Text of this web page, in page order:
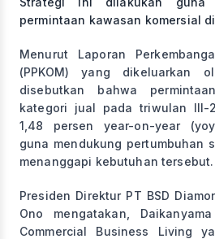
permintaan kawasan komersial
Menurut Laporan
(PPKOM) yang dikeluarkan
disebutkan bahwa
kategori jual pada triwulan III-
1,48 persen year-on-year
guna mendukung pertumbuhan
menanggapi kebutuhan tersebut.
Presiden Direktur PT BSD
Ono mengatakan,
Commercial Business Living